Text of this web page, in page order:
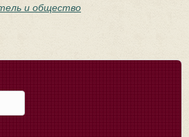
и общество